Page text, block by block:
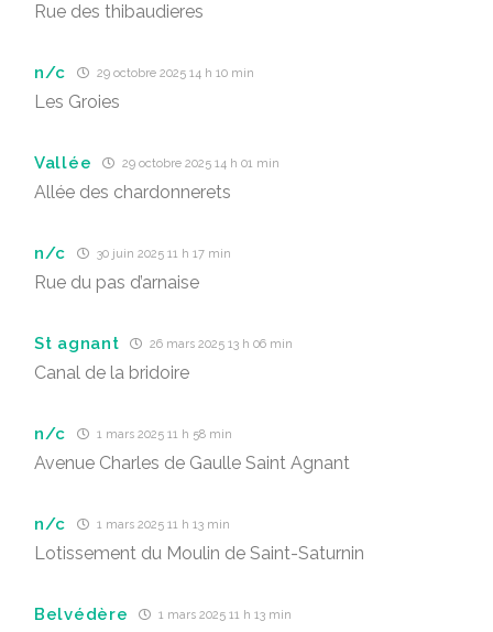
Rue des thibaudieres
n/c 29 octobre 2025 14 h 10 min
Les Groies
Vallée 29 octobre 2025 14 h 01 min
Allée des chardonnerets
n/c 30 juin 2025 11 h 17 min
Rue du pas d’arnaise
St agnant 26 mars 2025 13 h 06 min
Canal de la bridoire
n/c 1 mars 2025 11 h 58 min
Avenue Charles de Gaulle Saint Agnant
n/c 1 mars 2025 11 h 13 min
Lotissement du Moulin de Saint-Saturnin
Belvédère 1 mars 2025 11 h 13 min